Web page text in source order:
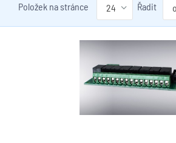
Položek na stránce Řadit